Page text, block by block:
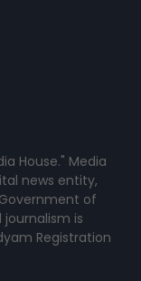
House." Media
news entity,
of
is
Registration